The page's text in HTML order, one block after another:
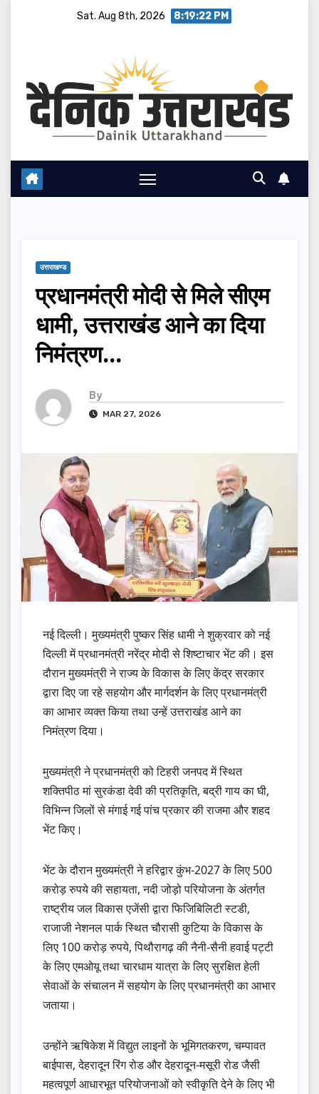
Sat. Aug 8th, 2026 8:19:23 PM
उत्तराखण्ड
प्रधानमंत्री मोदी से मिले सीएम
धामी, उत्तराखंड आने का दिया
निमंत्रण…
By
MAR 27, 2026
नई दिल्ली। मुख्यमंत्री पुष्कर सिंह धामी ने शुक्रवार को नई
दिल्ली में प्रधानमंत्री नरेंद्र मोदी से शिष्टाचार भेंट की। इस
दौरान मुख्यमंत्री ने राज्य के विकास के लिए केंद्र सरकार
द्वारा दिए जा रहे सहयोग और मार्गदर्शन के लिए प्रधानमंत्री
का आभार व्यक्त किया तथा उन्हें उत्तराखंड आने का
निमंत्रण दिया।
मुख्यमंत्री ने प्रधानमंत्री को टिहरी जनपद में स्थित
शक्तिपीठ मां सुरकंडा देवी की प्रतिकृति, बद्री गाय का घी,
विभिन्न जिलों से मंगाई गई पांच प्रकार की राजमा और शहद
भेंट किए।
भेंट के दौरान मुख्यमंत्री ने हरिद्वार कुंभ-2027 के लिए 500
करोड़ रुपये की सहायता, नदी जोड़ो परियोजना के अंतर्गत
राष्ट्रीय जल विकास एजेंसी द्वारा फिजिबिलिटी स्टडी,
राजाजी नेशनल पार्क स्थित चौरासी कुटिया के विकास के
लिए 100 करोड़ रुपये, पिथौरागढ़ की नैनी-सैनी हवाई पट्टी
के लिए एमओयू तथा चारधाम यात्रा के लिए सुरक्षित हेली
सेवाओं के संचालन में सहयोग के लिए प्रधानमंत्री का आभार
जताया।
उन्होंने ऋषिकेश में विद्युत लाइनों के भूमिगतकरण, चम्पावत
बाईपास, देहरादून रिंग रोड और देहरादून-मसूरी रोड जैसी
महत्वपूर्ण आधारभूत परियोजनाओं को स्वीकृति देने के लिए भी